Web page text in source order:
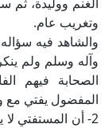
وتغريب عام.
والشاهد فيه
وآله وسلم ولم
الصحابة فيهم
المفضول يفتي مع
2- أن المستفتي